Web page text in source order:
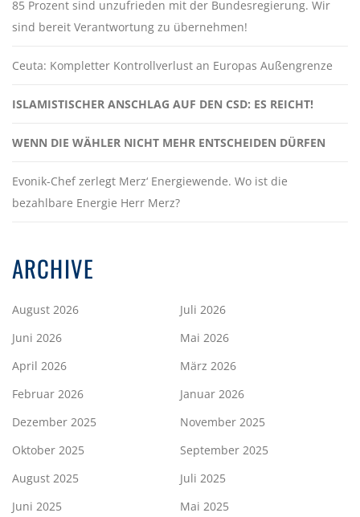
85 Prozent sind unzufrieden mit der Bundesregierung. Wir
sind bereit Verantwortung zu übernehmen!
Ceuta: Kompletter Kontrollverlust an Europas Außengrenze
ISLAMISTISCHER ANSCHLAG AUF DEN CSD: ES REICHT!
WENN DIE WÄHLER NICHT MEHR ENTSCHEIDEN DÜRFEN
Evonik-Chef zerlegt Merz‘ Energiewende. Wo ist die
bezahlbare Energie Herr Merz?
ARCHIVE
August 2026
Juli 2026
Juni 2026
Mai 2026
April 2026
März 2026
Februar 2026
Januar 2026
Dezember 2025
November 2025
Oktober 2025
September 2025
August 2025
Juli 2025
Juni 2025
Mai 2025